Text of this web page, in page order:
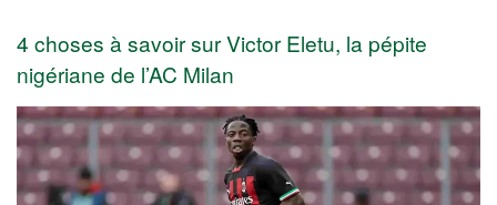
4 choses à savoir sur Victor Eletu, la pépite
nigériane de l’AC Milan